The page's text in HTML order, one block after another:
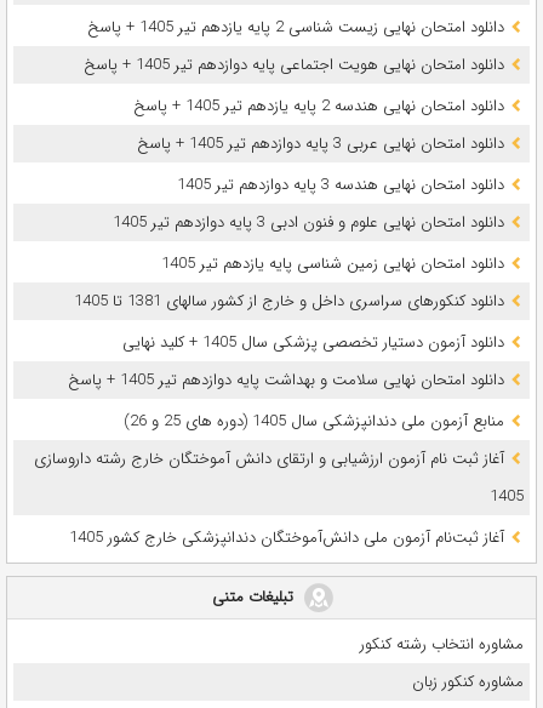
دانلود امتحان نهایی زیست شناسی 2 پایه یازدهم تیر 1405 + پاسخ
دانلود امتحان نهایی هویت اجتماعی پایه دوازدهم تیر 1405 + پاسخ
دانلود امتحان نهایی هندسه 2 پایه یازدهم تیر 1405 + پاسخ
دانلود امتحان نهایی عربی 3 پایه دوازدهم تیر 1405 + پاسخ
دانلود امتحان نهایی هندسه 3 پایه دوازدهم تیر 1405
دانلود امتحان نهایی علوم و فنون ادبی 3 پایه دوازدهم تیر 1405
دانلود امتحان نهایی زمین شناسی پایه یازدهم تیر 1405
دانلود کنکورهای سراسری داخل و خارج از کشور سالهای 1381 تا 1405
دانلود آزمون دستیار تخصصی پزشکی سال 1405 + کلید نهایی
دانلود امتحان نهایی سلامت و بهداشت پایه دوازدهم تیر 1405 + پاسخ
ﻣﻨﺎﺑﻊ آزﻣﻮن ﻣﻠﯽ دندانپزشکی سال 1405 (دوره های 25 و 26)
آغاز ثبت نام آزمون‌ ارزشیابی و ارتقای دانش آموختگان خارج رشته داروسازی
1405
آغاز ثبت‌نام آزمون ملی دانش‌آموختگان دندانپزشکی خارج کشور 1405
تبلیغات متنی
مشاوره انتخاب رشته کنکور
مشاوره کنکور زبان